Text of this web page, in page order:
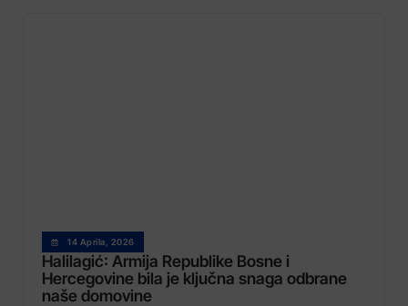
14 Aprila, 2026
Halilagić: Armija Republike Bosne i
Hercegovine bila je ključna snaga odbrane
naše domovine